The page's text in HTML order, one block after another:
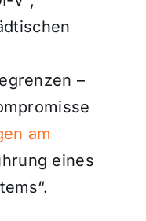
–
am
eines